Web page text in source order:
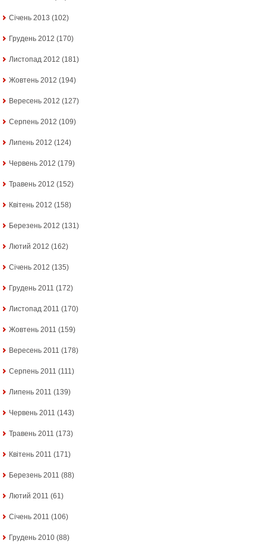
Січень 2013 (102)
Грудень 2012 (170)
Листопад 2012 (181)
Жовтень 2012 (194)
Вересень 2012 (127)
Серпень 2012 (109)
Липень 2012 (124)
Червень 2012 (179)
Травень 2012 (152)
Квітень 2012 (158)
Березень 2012 (131)
Лютий 2012 (162)
Січень 2012 (135)
Грудень 2011 (172)
Листопад 2011 (170)
Жовтень 2011 (159)
Вересень 2011 (178)
Серпень 2011 (111)
Липень 2011 (139)
Червень 2011 (143)
Травень 2011 (173)
Квітень 2011 (171)
Березень 2011 (88)
Лютий 2011 (61)
Січень 2011 (106)
Грудень 2010 (88)